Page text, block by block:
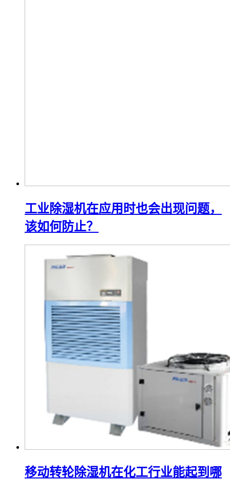
工业除湿机在应用时也会出现问题，
该如何防止？
移动转轮除湿机在化工行业能起到哪